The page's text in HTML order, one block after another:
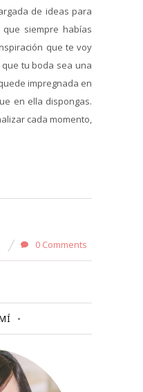
de ideas para
siempre habías
que te voy
tu boda sea una
impregnada en
en ella dispongas.
cada momento,
0 Comments